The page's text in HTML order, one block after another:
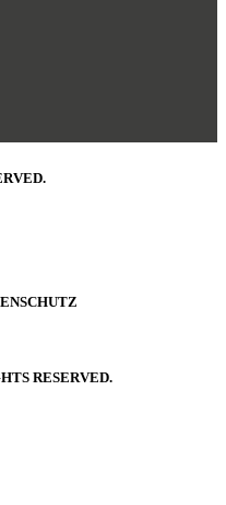
RESERVED.